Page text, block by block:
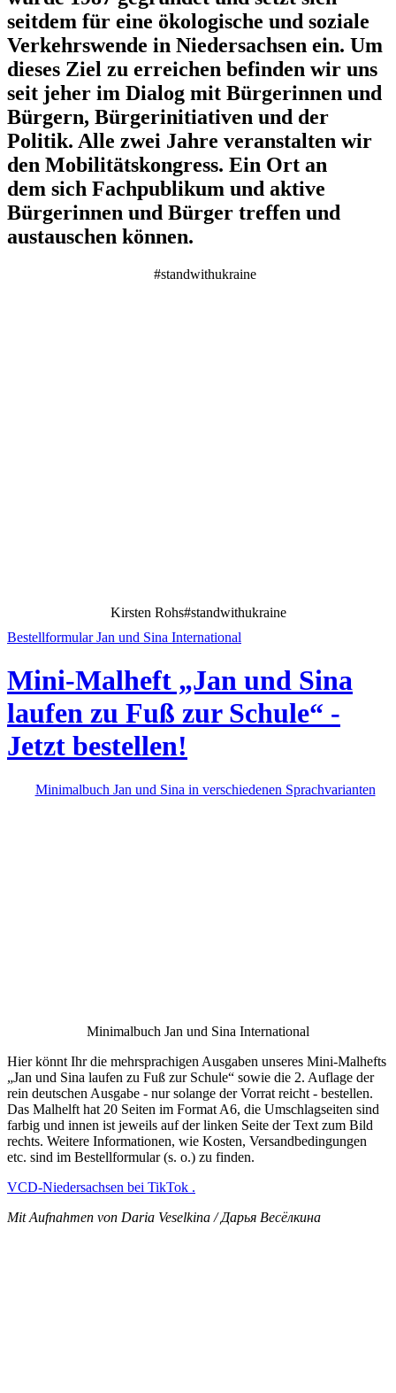
seitdem für eine ökologische und soziale
Verkehrswende in Niedersachsen ein. Um
dieses Ziel zu erreichen befinden wir uns
seit jeher im Dialog mit Bürgerinnen und
Bürgern, Bürgerinitiativen und der
Politik. Alle zwei Jahre veranstalten wir
den Mobilitätskongress. Ein Ort an
dem sich Fachpublikum und aktive
Bürgerinnen und Bürger treffen und
austauschen können.
Kirsten Rohs#standwithukraine
Bestellformular Jan und Sina International
Mini-Malheft „Jan und Sina
laufen zu Fuß zur Schule“ -
Jetzt bestellen!
Minimalbuch Jan und Sina International
Hier könnt Ihr die mehrsprachigen Ausgaben unseres Mini-Malhefts
„Jan und Sina laufen zu Fuß zur Schule“ sowie die 2. Auflage der
rein deutschen Ausgabe - nur solange der Vorrat reicht - bestellen.
Das Malhelft hat 20 Seiten im Format A6, die Umschlagseiten sind
farbig und innen ist jeweils auf der linken Seite der Text zum Bild
rechts. Weitere Informationen, wie Kosten, Versandbedingungen
etc. sind im Bestellformular (s. o.) zu finden.
VCD-Niedersachsen bei TikTok .
Mit Aufnahmen von Daria Veselkina / Дарья Весёлкина